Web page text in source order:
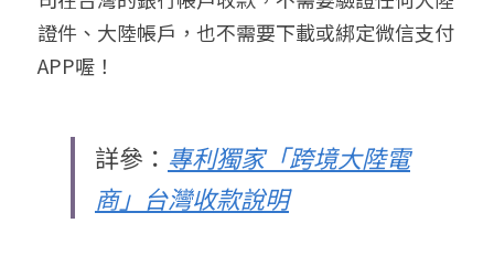
證件、大陸帳戶，也不需要下載或綁定微信支付
APP喔！
詳參： 專利獨家「跨境大陸電
商」台灣收款說明